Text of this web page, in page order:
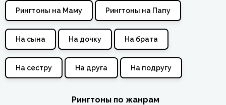
Рингтоны на Маму Рингтоны на Папу
На сына На дочку На брата
На сестру На друга На подругу
Рингтоны по жанрам